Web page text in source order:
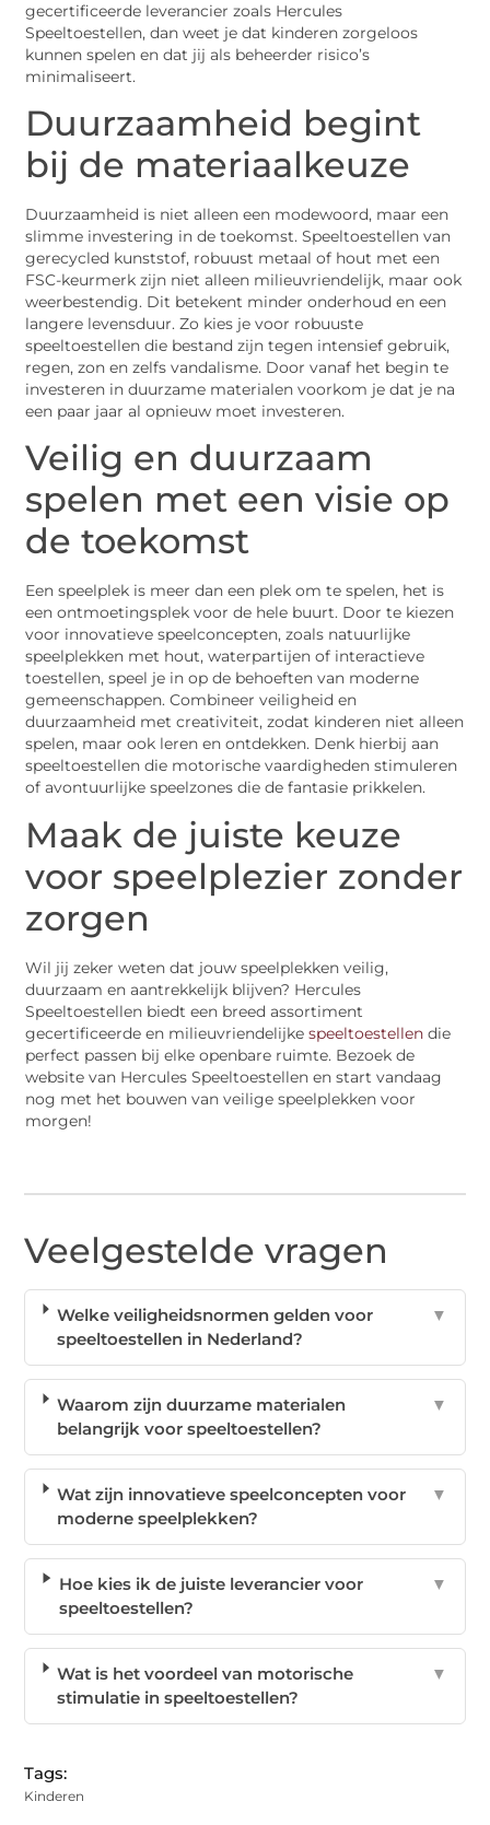
gecertificeerde leverancier zoals Hercules
Speeltoestellen, dan weet je dat kinderen zorgeloos
kunnen spelen en dat jij als beheerder risico’s
minimaliseert.
Duurzaamheid begint
bij de materiaalkeuze
Duurzaamheid is niet alleen een modewoord, maar een
slimme investering in de toekomst. Speeltoestellen van
gerecycled kunststof, robuust metaal of hout met een
FSC-keurmerk zijn niet alleen milieuvriendelijk, maar ook
weerbestendig. Dit betekent minder onderhoud en een
langere levensduur. Zo kies je voor robuuste
speeltoestellen die bestand zijn tegen intensief gebruik,
regen, zon en zelfs vandalisme. Door vanaf het begin te
investeren in duurzame materialen voorkom je dat je na
een paar jaar al opnieuw moet investeren.
Veilig en duurzaam
spelen met een visie op
de toekomst
Een speelplek is meer dan een plek om te spelen, het is
een ontmoetingsplek voor de hele buurt. Door te kiezen
voor innovatieve speelconcepten, zoals natuurlijke
speelplekken met hout, waterpartijen of interactieve
toestellen, speel je in op de behoeften van moderne
gemeenschappen. Combineer veiligheid en
duurzaamheid met creativiteit, zodat kinderen niet alleen
spelen, maar ook leren en ontdekken. Denk hierbij aan
speeltoestellen die motorische vaardigheden stimuleren
of avontuurlijke speelzones die de fantasie prikkelen.
Maak de juiste keuze
voor speelplezier zonder
zorgen
Wil jij zeker weten dat jouw speelplekken veilig,
duurzaam en aantrekkelijk blijven? Hercules
Speeltoestellen biedt een breed assortiment
gecertificeerde en milieuvriendelijkespeeltoestellen die
perfect passen bij elke openbare ruimte. Bezoek de
website van Hercules Speeltoestellen en start vandaag
nog met het bouwen van veilige speelplekken voor
morgen!
Veelgestelde vragen
Welke veiligheidsnormen gelden voor
speeltoestellen in Nederland?
▼
Waarom zijn duurzame materialen
belangrijk voor speeltoestellen?
▼
Wat zijn innovatieve speelconcepten voor
moderne speelplekken?
▼
Hoe kies ik de juiste leverancier voor
speeltoestellen?
▼
Wat is het voordeel van motorische
stimulatie in speeltoestellen?
▼
Tags:
Kinderen